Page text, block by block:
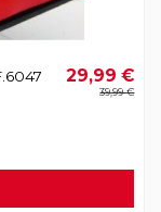
29,99 €
39,99 €